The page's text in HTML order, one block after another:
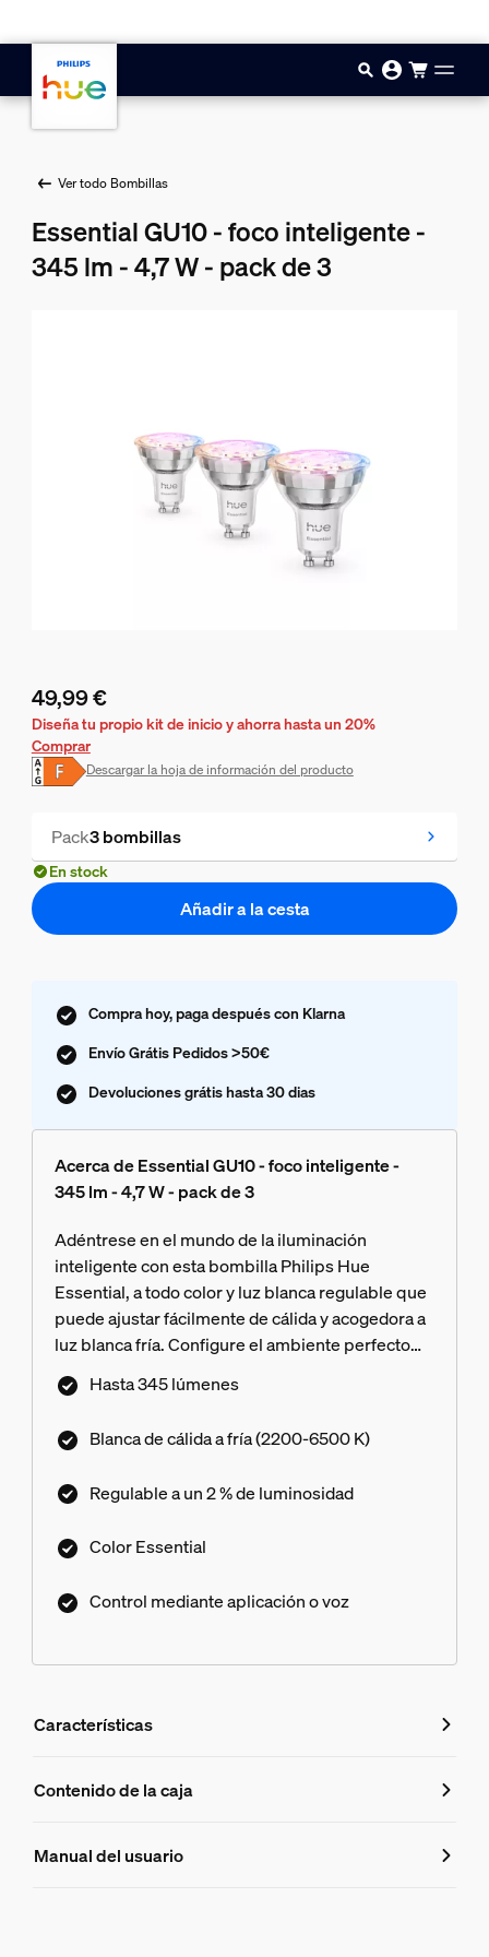
Ver todo Bombillas
Essential GU10 - foco inteligente -
345 lm - 4,7 W - pack de 3
El precio actual es 49,99 €
49,99 €
Diseña tu propio kit de inicio y ahorra hasta un 20%
Comprar
Descargar la hoja de información del producto
Pack3 bombillas
En stock
Añadir a la cesta
Compra hoy, paga después con Klarna
Envío Grátis Pedidos >50€
Devoluciones grátis hasta 30 dias
Acerca de Essential GU10 - foco inteligente -
345 lm - 4,7 W - pack de 3
Adéntrese en el mundo de la iluminación
inteligente con esta bombilla Philips Hue
Essential, a todo color y luz blanca regulable que
puede ajustar fácilmente de cálida y acogedora a
luz blanca fría. Configure el ambiente perfecto
con atenuación suave, millones de colores y una
biblioteca de escenas de iluminación diseñadas
Compatible con todos los productos Philips Hue.
Hasta 345 lúmenes
Blanca de cálida a fría (2200-6500 K)
Regulable a un 2 %​ de luminosidad
Color Essential
Control mediante aplicación o voz
Características
Características
8721103055330
Contenido de la caja
Manual del usuario